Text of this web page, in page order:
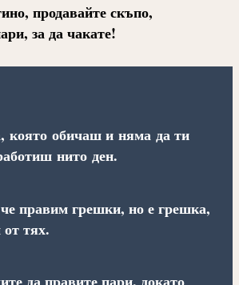
продавайте скъпо,
за да чакате!
която обичаш и няма да ти
нито ден.
правим грешки, но е грешка,
тях.